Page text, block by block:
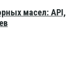
масел: API,